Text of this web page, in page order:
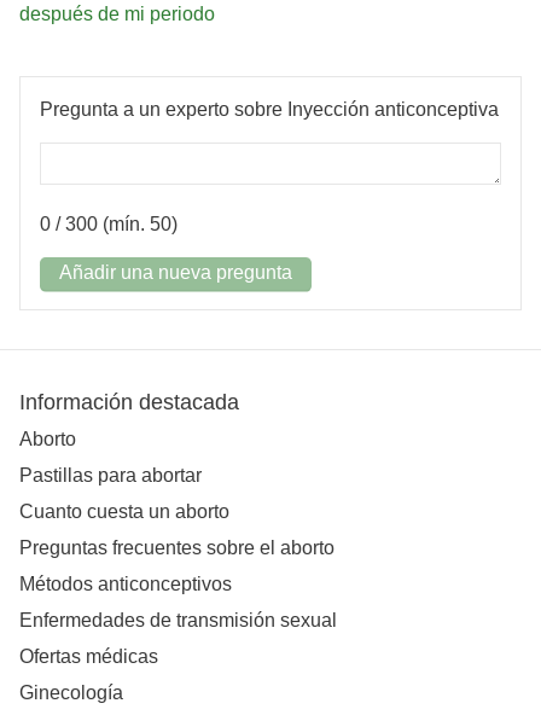
después de mi periodo
Pregunta a un experto sobre Inyección anticonceptiva
0 / 300 (mín. 50)
Añadir una nueva pregunta
Información destacada
Aborto
Pastillas para abortar
Cuanto cuesta un aborto
Preguntas frecuentes sobre el aborto
Métodos anticonceptivos
Enfermedades de transmisión sexual
Ofertas médicas
Ginecología